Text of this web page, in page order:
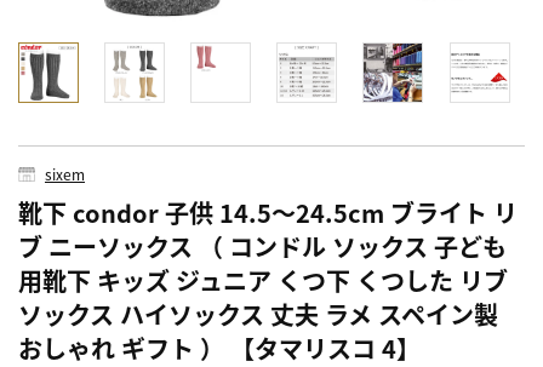
sixem
靴下 condor 子供 14.5～24.5cm ブライト リ
ブ ニーソックス （ コンドル ソックス 子ども
用靴下 キッズ ジュニア くつ下 くつした リブ
ソックス ハイソックス 丈夫 ラメ スペイン製
おしゃれ ギフト ） 【タマリスコ 4】